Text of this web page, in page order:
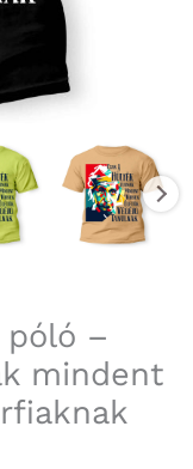
póló –
mindent